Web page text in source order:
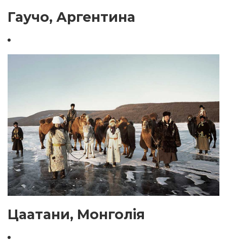
Гаучо, Аргентина
Цаатани, Монголія